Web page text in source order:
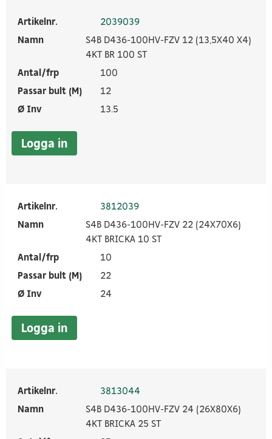
Artikelnr.
2039039
Namn
S4B D436-100HV-FZV 12 (13,5X40 X4)
4KT BR 100 ST
Antal/frp
100
Passar bult (M)
12
Ø Inv
13.5
Logga in
Artikelnr.
3812039
Namn
S4B D436-100HV-FZV 22 (24X70X6)
4KT BRICKA 10 ST
Antal/frp
10
Passar bult (M)
22
Ø Inv
24
Logga in
Artikelnr.
3813044
Namn
S4B D436-100HV-FZV 24 (26X80X6)
4KT BRICKA 25 ST